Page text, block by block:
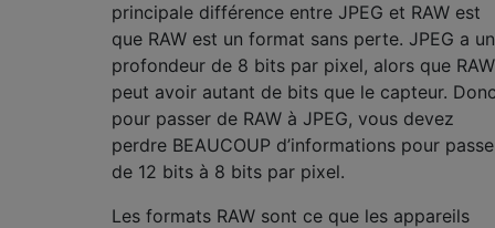
principale différence entre JPEG et RAW est
que RAW est un format sans perte. JPEG a
profondeur de 8 bits par pixel, alors que RAW
peut avoir autant de bits que le capteur.
pour passer de RAW à JPEG, vous devez
perdre BEAUCOUP d’informations pour
de 12 bits à 8 bits par pixel.
Les formats RAW sont ce que les appareils